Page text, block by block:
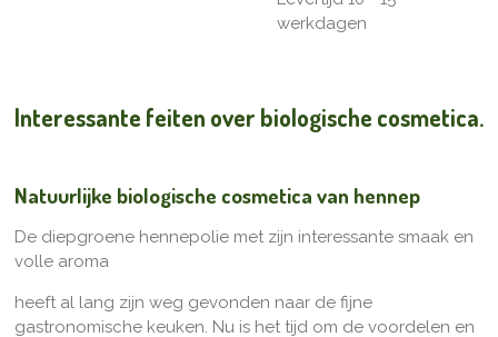
werkdagen
Interessante feiten over biologische cosmetica.
Natuurlijke biologische cosmetica van hennep
De diepgroene hennepolie met zijn interessante smaak en
volle aroma
heeft al lang zijn weg gevonden naar de fijne
gastronomische keuken. Nu is het tijd om de voordelen en